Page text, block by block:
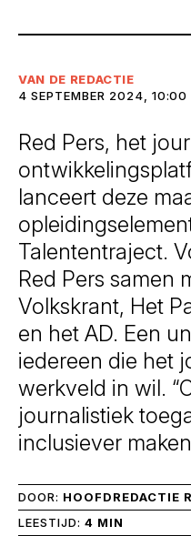
VAN DE REDACTIE
4 SEPTEMBER 2024, 10:00
Red Pers, het
lanceert deze
Talententraject.
Red Pers samen
Volkskrant, Het
en het AD. Een
iedereen die het
werkveld in wil.
journalistiek
inclusiever
DOOR: HOOFDREDACTIE
LEESTIJD: 4 MIN